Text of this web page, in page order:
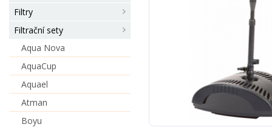
Filtry
Filtrační sety
Aqua Nova
AquaCup
Aquael
Atman
Boyu